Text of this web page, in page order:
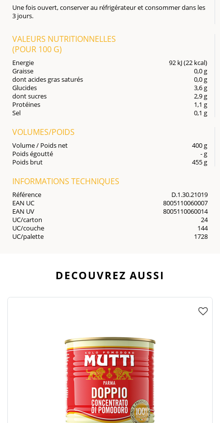
Une fois ouvert, conserver au réfrigérateur et consommer dans les
3 jours.
VALEURS NUTRITIONNELLES
(POUR 100 G)
Energie
92 kJ (22 kcal)
Graisse
0,0 g
dont acides gras saturés
0,0 g
Glucides
3,6 g
dont sucres
2,9 g
Protéines
1,1 g
Sel
0,1 g
VOLUMES/POIDS
Volume / Poids net
400 g
Poids égoutté
- g
Poids brut
455 g
INFORMATIONS TECHNIQUES
Référence
D.1.30.21019
EAN UC
8005110060007
EAN UV
8005110060014
UC/carton
24
UC/couche
144
UC/palette
1728
DECOUVREZ AUSSI